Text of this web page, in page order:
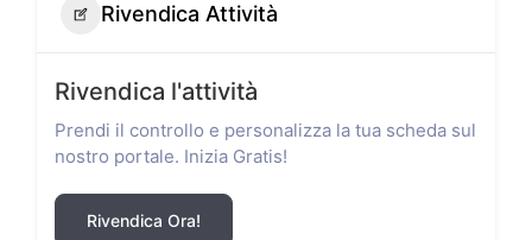
Rivendica Attività
Rivendica l'attività
Prendi il controllo e personalizza la tua scheda sul
nostro portale. Inizia Gratis!
Rivendica Ora!